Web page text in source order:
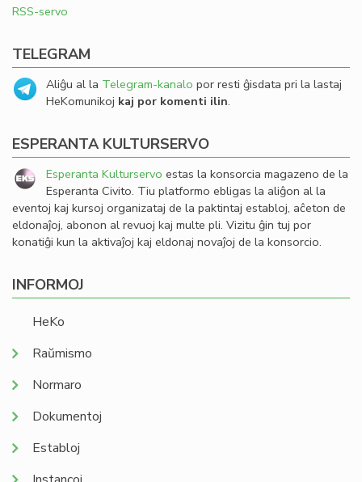
RSS-servo
TELEGRAM
Aliĝu al la Telegram-kanalo por resti ĝisdata pri la lastaj
HeKomunikoj kaj por komenti ilin.
ESPERANTA KULTURSERVO
Esperanta Kulturservo estas la konsorcia magazeno de la
Esperanta Civito. Tiu platformo ebligas la aliĝon al la
eventoj kaj kursoj organizataj de la paktintaj establoj, aĉeton de
eldonaĵoj, abonon al revuoj kaj multe pli. Vizitu ĝin tuj por
konatiĝi kun la aktivaĵoj kaj eldonaj novaĵoj de la konsorcio.
INFORMOJ
HeKo
Raŭmismo
Normaro
Dokumentoj
Establoj